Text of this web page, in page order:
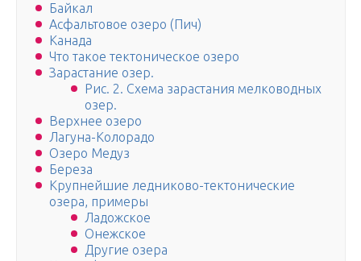
Байкал
Асфальтовое озеро (Пич)
Канада
Что такое тектоническое озеро
Зарастание озер.
Рис. 2. Схема зарастания мелководных
озер.
Верхнее озеро
Лагуна-Колорадо
Озеро Медуз
Береза
Крупнейшие ледниково-тектонические
озера, примеры
Ладожское
Онежское
Другие озера